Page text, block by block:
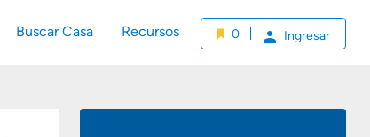
Buscar Casa Recursos 0 Ingresar